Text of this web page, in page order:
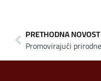
PRETHODNA NOVOST